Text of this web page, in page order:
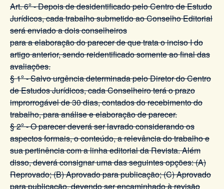
Art. 6º - Depois de desidentificado pelo Centro de Estudo
Jurídicos, cada trabalho submetido ao Conselho Editorial
será enviado a dois conselheiros
para a elaboração do parecer de que trata o inciso I do
artigo anterior, sendo reidentificado somente ao final das
avaliações.
§ 1º - Salvo urgência determinada pelo Diretor do Centro
de Estudos Jurídicos, cada Conselheiro terá o prazo
improrrogável de 30 dias, contados do recebimento do
trabalho, para análise e elaboração de parecer.
§ 2º - O parecer deverá ser lavrado considerando os
aspectos formais, o conteúdo, a relevância do trabalho e
sua pertinência com a linha editorial da Revista. Além
disso, deverá consignar uma das seguintes opções: (A)
Reprovado; (B) Aprovado para publicação; (C) Aprovado
para publicação, devendo ser encaminhado à revisão